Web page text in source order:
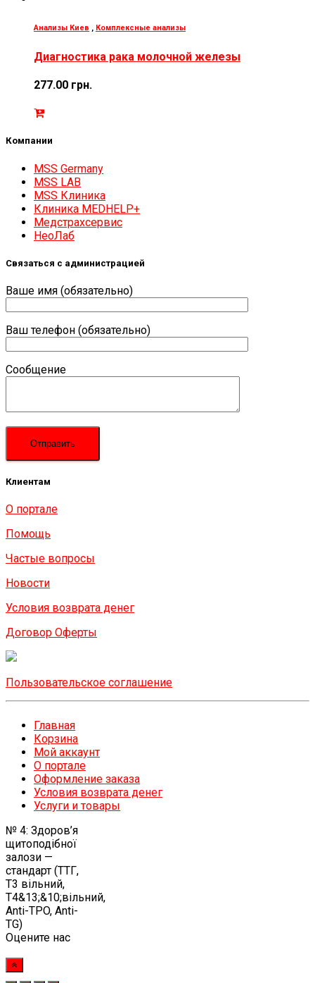
Анализы Киев , Комплексные анализы
Диагностика рака молочной железы
277.00 грн.
Компании
MSS Germany
MSS LAB
MSS Клиника
Клиника MEDHELP+
Медстрахсервис
НеоЛаб
Связаться с администрацией
Ваше имя (обязательно)
Ваш телефон (обязательно)
Сообщение
Клиентам
О портале
Помощь
Частые вопросы
Новости
Условия возврата денег
Договор Оферты
Пользовательское соглашение
Главная
Корзина
Мой аккаунт
О портале
Оформление заказа
Условия возврата денег
Услуги и товары
№ 4: Здоров’я
щитоподібної
залози —
стандарт (ТТГ,
Т3 вільний,
Т4&13;&10;вільний,
Anti-TPO, Anti-
TG)
Оцените нас